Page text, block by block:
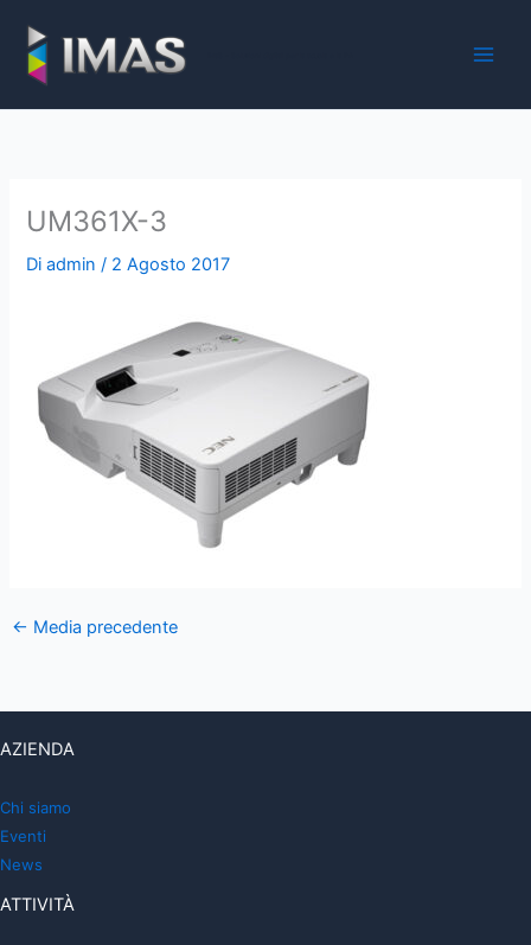
contenuto
UM361X-3
Diadmin/ 2 Agosto 2017
← Media precedente
AZIENDA
Chi siamo
Eventi
News
ATTIVITÀ